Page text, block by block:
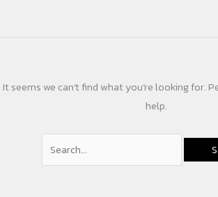
It seems we can’t find what you’re looking for.
help.